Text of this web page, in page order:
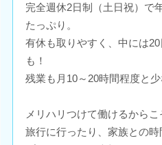
完全週休2日制（土日祝）で
たっぷり。
有休も取りやすく、中には
も！
残業も月10～20時間程度と少
メリハリつけて働けるからこ
旅行に行ったり、家族との時